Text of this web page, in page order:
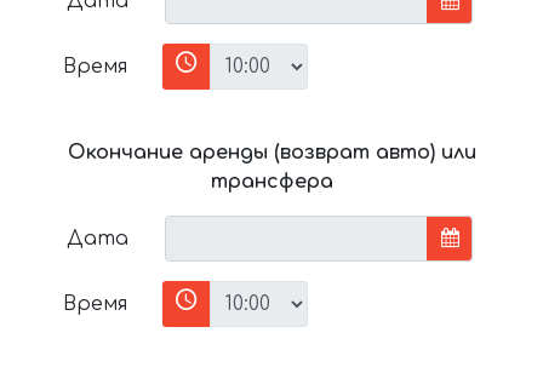
Время
Окончание аренды (возврат авто) или
трансфера
Дата
Время